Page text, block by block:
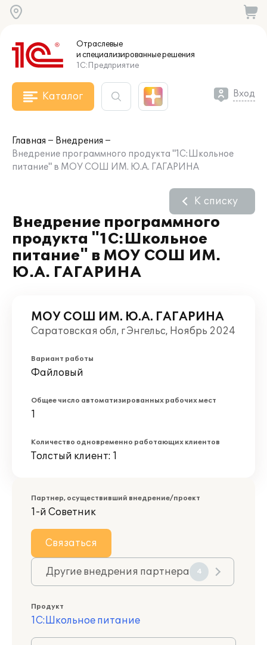
Отраслевые
и специализированныерешения
1С:Предприятие
Каталог Вход
Главная
Внедрения
Внедрение программного продукта "1С:Школьное
питание" в МОУ СОШ ИМ. Ю.А. ГАГАРИНА
Внедрение программного
продукта "1С:Школьное
питание" в МОУ СОШ ИМ.
Ю.А. ГАГАРИНА
К списку
МОУ СОШ ИМ. Ю.А. ГАГАРИНА
Саратовская обл, г Энгельс, Ноябрь 2024
Вариант работы
Файловый
Общее число автоматизированных рабочих мест
1
Количество одновременно работающих клиентов
Толстый клиент: 1
Партнер, осуществивший внедрение/проект
1-й Советник
Связаться
Другие внедрения партнера 4
Продукт
1С:Школьное питание